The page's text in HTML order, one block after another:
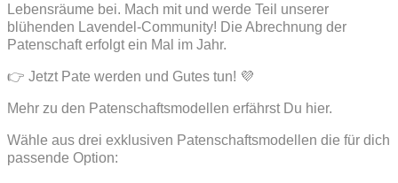
Lebensräume bei. Mach mit und werde Teil unserer
blühenden Lavendel-Community! Die Abrechnung der
Patenschaft erfolgt ein Mal im Jahr.
👉 Jetzt Pate werden und Gutes tun! 💜
Mehr zu den Patenschaftsmodellen erfährst Du hier.
Wähle aus drei exklusiven Patenschaftsmodellen die für dich
passende Option: